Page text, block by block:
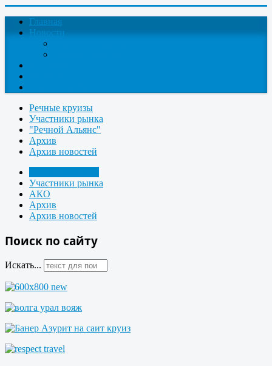
Главная
Новости
Речные круизы
Участники рынка
"Речной Альянс"
Архив
Архив новостей
Участники рынка
АКО
Архив
Архив новостей
Поиск по сайту
Искать...